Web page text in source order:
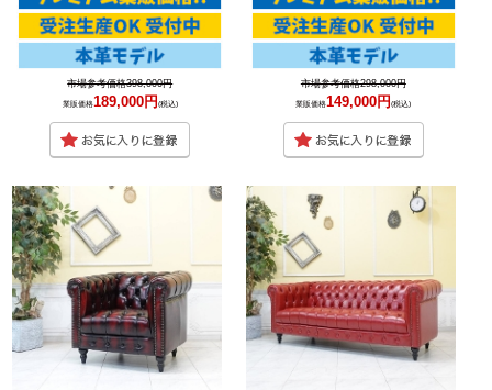
市場参考価格398,000円
業販価格189,000円 (税込)
市場参考価格298,000円
業販価格149,000円(税込)